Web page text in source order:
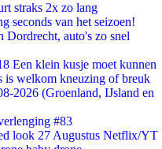
straks 2x zo lang
seconds van het seizoen!
Dordrecht, auto's zo snel
Een klein kusje moet kunnen
welkom kneuzing of breuk
2026 (Groenland, IJsland en
#83
look 27 Augustus Netflix/YT